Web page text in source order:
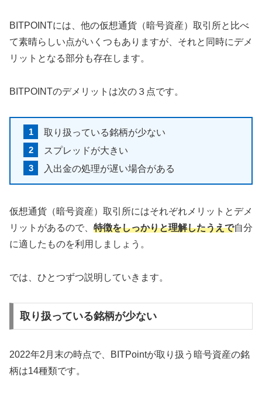
BITPOINTには、他の仮想通貨（暗号資産）取引所と比べ
て素晴らしい点がいくつもありますが、それと同時にデメ
リットとなる部分も存在します。
BITPOINTのデメリットは次の３点です。
取り扱っている銘柄が少ない
スプレッドが大きい
入出金の処理が遅い場合がある
仮想通貨（暗号資産）取引所にはそれぞれメリットとデメ
リットがあるので、 特徴をしっかりと理解したうえで自分
に適したものを利用しましょう。
では、ひとつずつ説明していきます。
取り扱っている銘柄が少ない
2022年2月末の時点で、BITPointが取り扱う暗号資産の銘
柄は14種類です。